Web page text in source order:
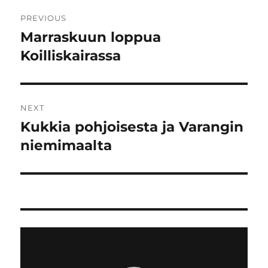
navigation
PREVIOUS
Previous
post:
Marraskuun loppua
Koilliskairassa
NEXT
Next
post:
Kukkia pohjoisesta ja Varangin
niemimaalta